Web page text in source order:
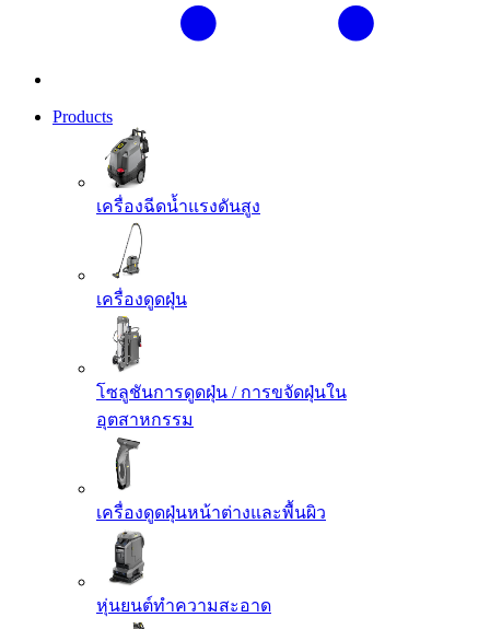
Products
เครื่องฉีดน้ำแรงดันสูง
เครื่องดูดฝุ่น
โซลูชันการดูดฝุ่น / การขจัดฝุ่นใน
อุตสาหกรรม
เครื่องดูดฝุ่นหน้าต่างและพื้นผิว
หุ่นยนต์ทำความสะอาด